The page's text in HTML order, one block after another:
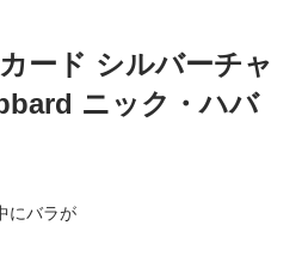
ード シルバーチャ
ニック・ハバ
にバラが